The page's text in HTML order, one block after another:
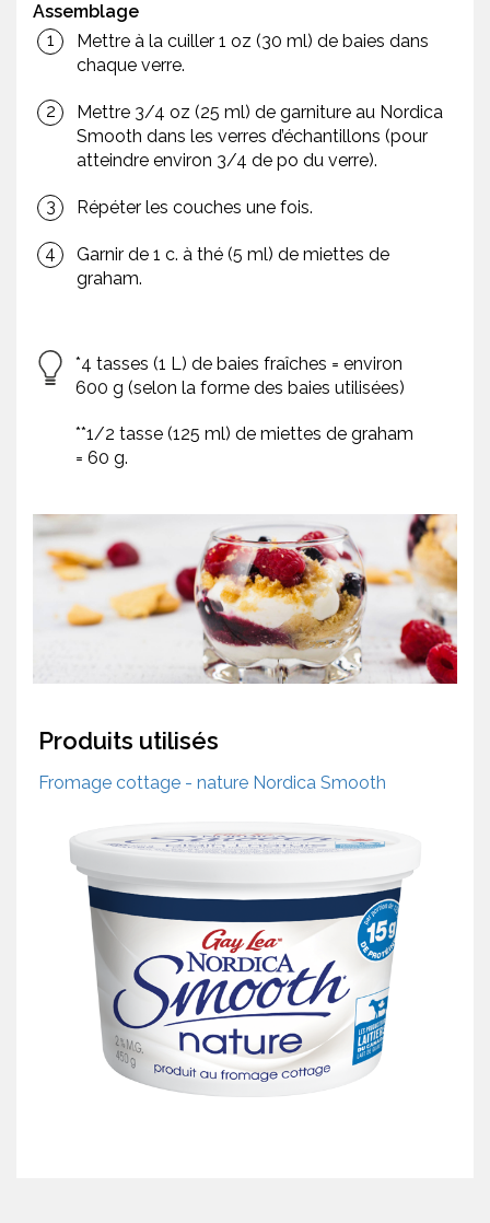
Assemblage
Mettre à la cuiller 1 oz (30 ml) de baies dans
chaque verre.
Mettre 3/4 oz (25 ml) de garniture au Nordica
Smooth dans les verres d’échantillons (pour
atteindre environ 3/4 de po du verre).
Répéter les couches une fois.
Garnir de 1 c. à thé (5 ml) de miettes de
graham.
*4 tasses (1 L) de baies fraîches = environ
600 g (selon la forme des baies utilisées)
**1/2 tasse (125 ml) de miettes de graham
= 60 g.
Produits utilisés
Fromage cottage - nature Nordica Smooth